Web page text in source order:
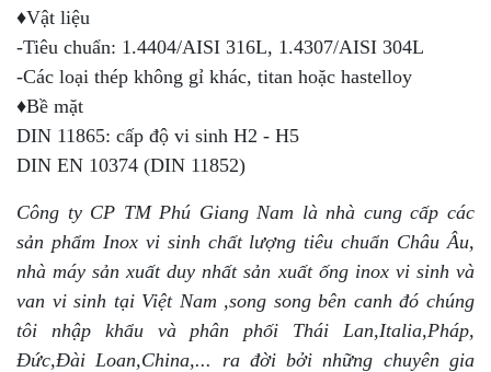
♦Vật liệu
-Tiêu chuẩn: 1.4404/AISI 316L, 1.4307/AISI 304L
-Các loại thép không gỉ khác, titan hoặc hastelloy
♦Bề mặt
DIN 11865: cấp độ vi sinh H2 - H5
DIN EN 10374 (DIN 11852)
Công ty CP TM Phú Giang Nam là nhà cung cấp các
sản phẩm Inox vi sinh chất lượng tiêu chuẩn Châu Âu,
nhà máy sản xuất duy nhất sản xuất ống inox vi sinh và
van vi sinh tại Việt Nam ,song song bên canh đó chúng
tôi nhập khẩu và phân phối Thái Lan,Italia,Pháp,
Đức,Đài Loan,China,... ra đời bởi những chuyên gia